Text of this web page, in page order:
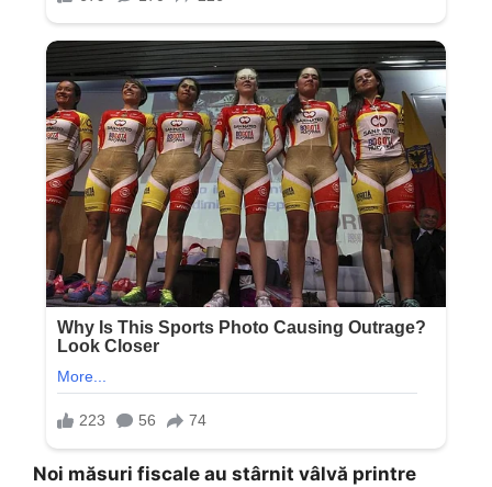
Noi măsuri fiscale au stârnit vâlvă printre